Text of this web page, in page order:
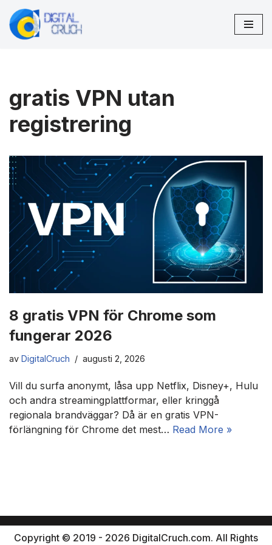
Hoppa
gratis VPN utan
registrering
8 gratis VPN för Chrome som
fungerar 2026
av DigitalCruch augusti 2, 2026
Vill du surfa anonymt, låsa upp Netflix, Disney+, Hulu
och andra streamingplattformar, eller kringgå
regionala brandväggar? Då är en gratis VPN-
förlängning för Chrome det mest… Read More »
Copyright © 2019 - 2026 DigitalCruch.com. All Rights